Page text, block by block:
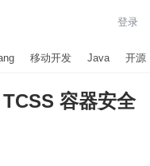
登录
移动开发 Java 开源
容器安全